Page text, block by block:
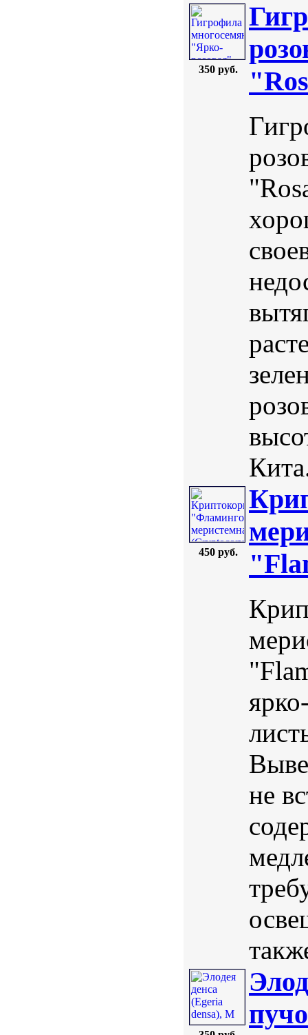
350 руб.
450 руб.
не